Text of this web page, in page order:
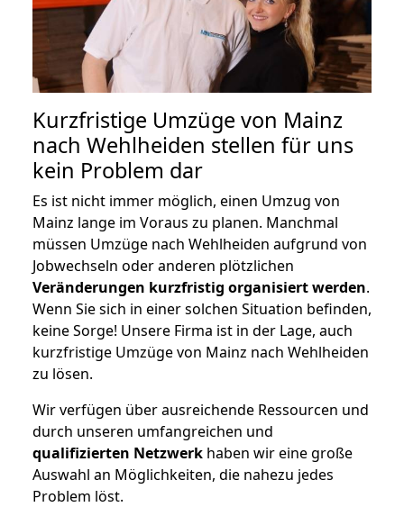
Kurzfristige Umzüge von Mainz
nach Wehlheiden stellen für uns
kein Problem dar
Es ist nicht immer möglich, einen Umzug von
Mainz lange im Voraus zu planen. Manchmal
müssen Umzüge nach Wehlheiden aufgrund von
Jobwechseln oder anderen plötzlichen
Veränderungen kurzfristig organisiert werden.
Wenn Sie sich in einer solchen Situation befinden,
keine Sorge! Unsere Firma ist in der Lage, auch
kurzfristige Umzüge von Mainz nach Wehlheiden
zu lösen.
Wir verfügen über ausreichende Ressourcen und
durch unseren umfangreichen und
qualifizierten Netzwerk haben wir eine große
Auswahl an Möglichkeiten, die nahezu jedes
Problem löst.